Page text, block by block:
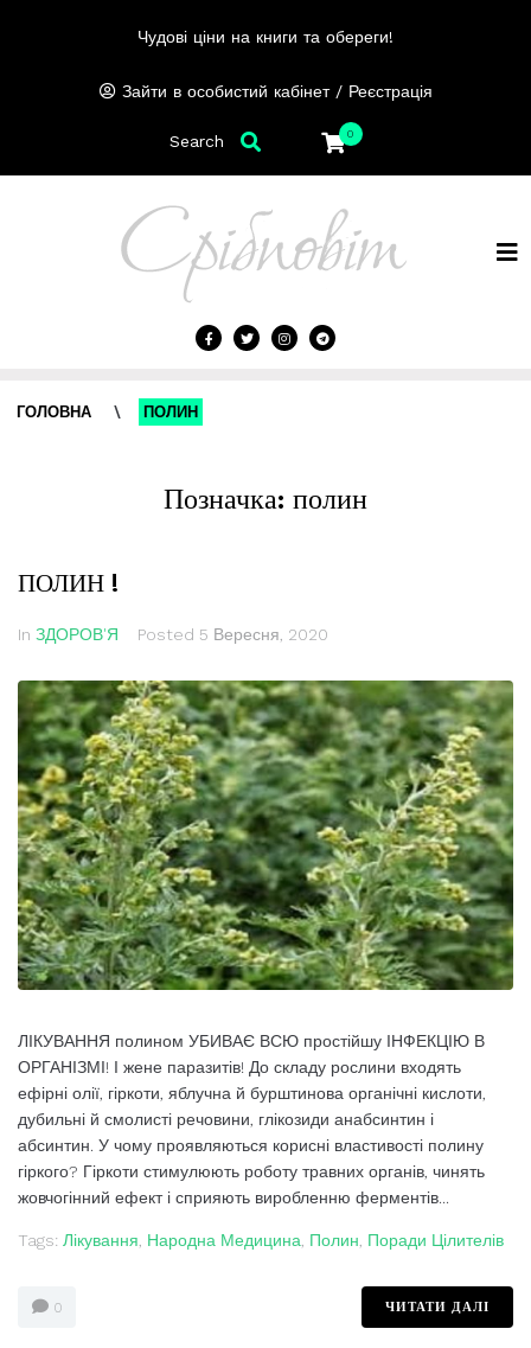
Чудові ціни на книги та обереги!
Зайти в особистий кабінет / Реєстрація
0
Search
ГОЛОВНА \ ПОЛИН
Позначка: полин
ПОЛИН !
In ЗДОРОВ'Я Posted 5 Вересня, 2020
ЛІКУВАННЯ полином УБИВАЄ ВСЮ простійшу ІНФЕКЦІЮ В
ОРГАНІЗМІ! І жене паразитів! До складу рослини входять
ефірні олії, гіркоти, яблучна й бурштинова органічні кислоти,
дубильні й смолисті речовини, глікозиди анабсинтин і
абсинтин. У чому проявляються корисні властивості полину
гіркого? Гіркоти стимулюють роботу травних органів, чинять
жовчогінний ефект і сприяють виробленню ферментів...
Tags: Лікування, Народна Медицина, Полин, Поради Цілителів
0 ЧИТАТИ ДАЛІ